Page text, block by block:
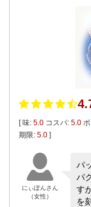
[ 味: 5.0 コスパ: 5.0
期限: 5.0 ]
にぃぽんさん
（女性）
パ
パ
す
を